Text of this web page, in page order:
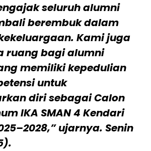
seluruh alumni
berembuk dalam
Kami juga
ruang bagi alumni
memiliki kepedulian
untuk
diri sebagai Calon
IKA SMAN 4 Kendari
ujarnya. Senin